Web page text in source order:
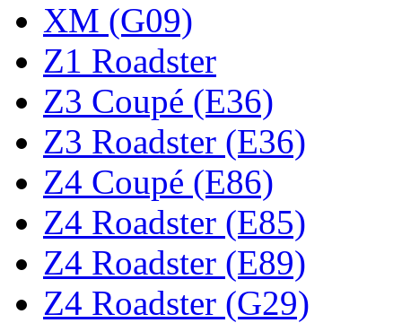
XM (G09)
Z1 Roadster
Z3 Coupé (E36)
Z3 Roadster (E36)
Z4 Coupé (E86)
Z4 Roadster (E85)
Z4 Roadster (E89)
Z4 Roadster (G29)